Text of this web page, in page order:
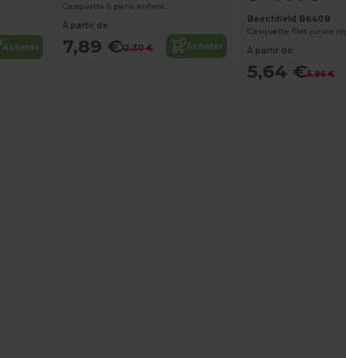
Acheter
Casquette 6 pans enfant
À partir de:
7,89 €12,30 € Acheter
Beechfield B640B
Casquette filet junior
À partir de:
5,64 €5,86 €